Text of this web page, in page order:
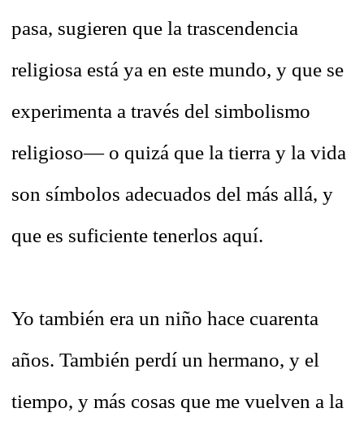
pasa, sugieren que la trascendencia
religiosa está ya en este mundo, y que se
experimenta a través del simbolismo
religioso— o quizá que la tierra y la vida
son símbolos adecuados del más allá, y
que es suficiente tenerlos aquí.
Yo también era un niño hace cuarenta
años. También perdí un hermano, y el
tiempo, y más cosas que me vuelven a la